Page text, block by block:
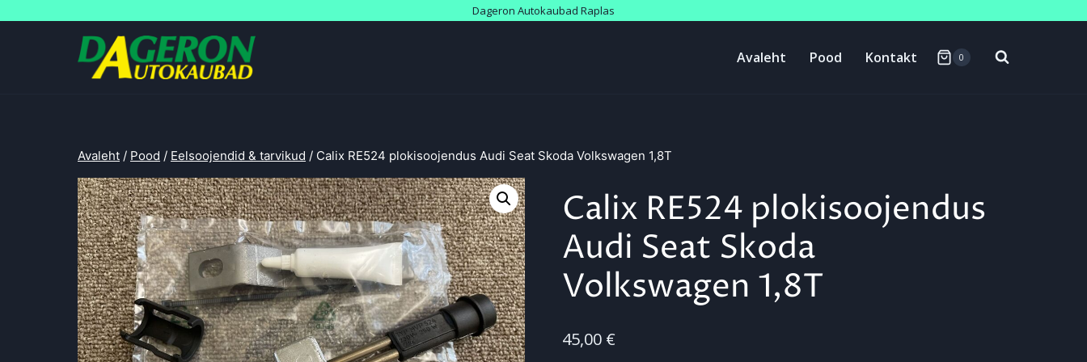
Dageron Autokaubad Raplas
Avaleht Pood Kontakt 0
Avaleht / Pood / Eelsoojendid & tarvikud / Calix RE524 plokisoojendus Audi Seat Skoda Volkswagen 1,8T
Calix RE524 plokisoojendus
Audi Seat Skoda
Volkswagen 1,8T
45,00 €